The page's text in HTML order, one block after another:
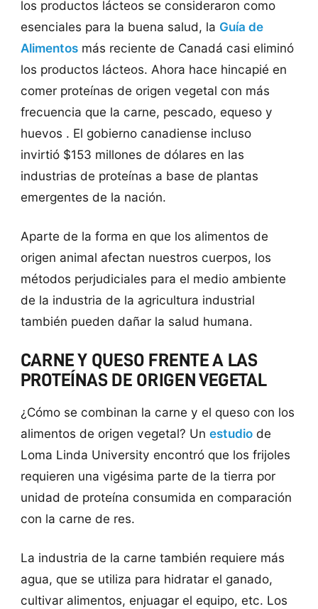
los productos lácteos se consideraron como
esenciales para la buena salud, la Guía de
Alimentosmás reciente de Canadá casi eliminó
los productos lácteos. Ahora hace hincapié en
comer proteínas de origen vegetal con más
frecuencia que la carne, pescado, equeso y
huevos . El gobierno canadiense incluso
invirtió $153 millones de dólares en las
industrias de proteínas a base de plantas
emergentes de la nación.
Aparte de la forma en que los alimentos de
origen animal afectan nuestros cuerpos, los
métodos perjudiciales para el medio ambiente
de la industria de la agricultura industrial
también pueden dañar la salud humana.
CARNE Y QUESO FRENTE A LAS
PROTEÍNAS DE ORIGEN VEGETAL
¿Cómo se combinan la carne y el queso con los
alimentos de origen vegetal? Un estudiode
Loma Linda University encontró que los frijoles
requieren una vigésima parte de la tierra por
unidad de proteína consumida en comparación
con la carne de res.
La industria de la carne también requiere más
agua, que se utiliza para hidratar el ganado,
cultivar alimentos, enjuagar el equipo, etc. Los